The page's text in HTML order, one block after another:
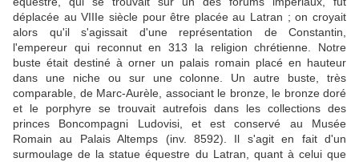
déplacée au VIIIe siècle pour être placée au Latran ; on croyait
alors qu'il s'agissait d'une représentation de Constantin,
l'empereur qui reconnut en 313 la religion chrétienne. Notre
buste était destiné à orner un palais romain placé en hauteur
dans une niche ou sur une colonne. Un autre buste, très
comparable, de Marc-Aurèle, associant le bronze, le bronze doré
et le porphyre se trouvait autrefois dans les collections des
princes Boncompagni Ludovisi, et est conservé au Musée
Romain au Palais Altemps (inv. 8592). Il s'agit en fait d'un
surmoulage de la statue équestre du Latran, quant à celui que